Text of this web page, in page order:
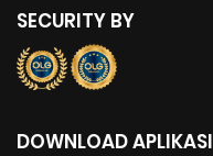
SECURITY BY
DOWNLOAD APLIKASI